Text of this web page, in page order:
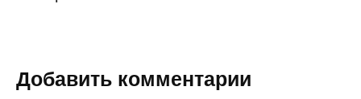
Добавить комментарии